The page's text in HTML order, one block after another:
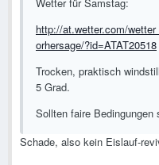
Wetter für Samstag:
http://at.wetter.com/
orhersage/?id=ATAT20518
Trocken, praktisch
5 Grad.
Sollten faire Bedingungen
Schade, also kein Eislauf-